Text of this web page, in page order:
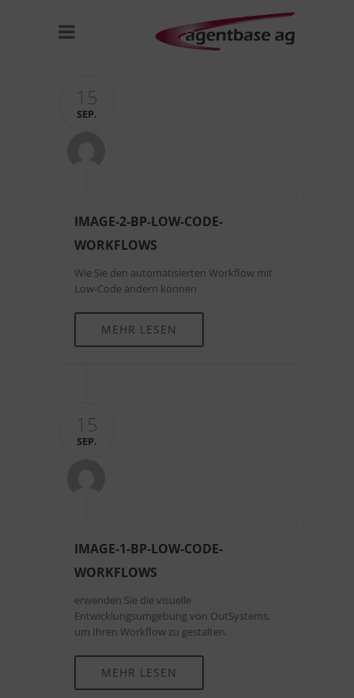
15
SEP.
IMAGE-2-BP-LOW-CODE-
WORKFLOWS
Wie Sie den automatisierten Workflow mit
Low-Code ändern können
MEHR LESEN
15
SEP.
IMAGE-1-BP-LOW-CODE-
WORKFLOWS
erwenden Sie die visuelle
Entwicklungsumgebung von OutSystems,
um Ihren Workflow zu gestalten.
MEHR LESEN